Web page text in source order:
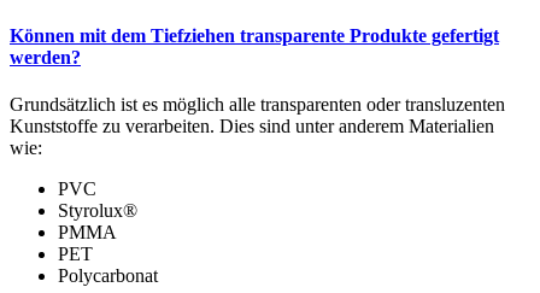
Können mit dem Tiefziehen transparente Produkte gefertigt
werden?
Grundsätzlich ist es möglich alle transparenten oder transluzenten
Kunststoffe zu verarbeiten. Dies sind unter anderem Materialien
wie:
PVC
Styrolux®
PMMA
PET
Polycarbonat